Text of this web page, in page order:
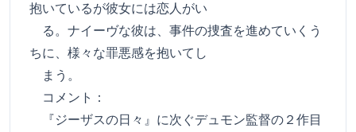
抱いているが彼女には恋人がい
る。ナイーヴな彼は、事件の捜査を進めていくう
ちに、様々な罪悪感を抱いてし
まう。
コメント：
『ジーザスの日々』に次ぐデュモン監督の２作目